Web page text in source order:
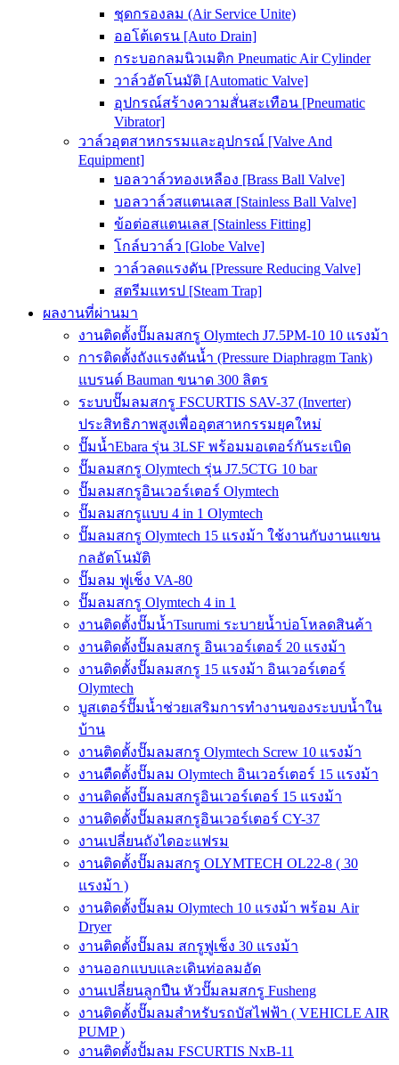
ชุดกรองลม (Air Service Unite)
ออโต้เดรน [Auto Drain]
กระบอกลมนิวเมติก Pneumatic Air Cylinder
วาล์วอัตโนมัติ [Automatic Valve]
อุปกรณ์สร้างความสั่นสะเทือน [Pneumatic
Vibrator]
วาล์วอุตสาหกรรมและอุปกรณ์ [Valve And
Equipment]
บอลวาล์วทองเหลือง [Brass Ball Valve]
บอลวาล์วสแตนเลส [Stainless Ball Valve]
ข้อต่อสแตนเลส [Stainless Fitting]
โกล์บวาล์ว [Globe Valve]
วาล์วลดแรงดัน [Pressure Reducing Valve]
สตรีมแทรป [Steam Trap]
ผลงานที่ผ่านมา
งานติดตั้งปั๊มลมสกรู Olymtech J7.5PM-10 10 แรงม้า
การติดตั้งถังแรงดันน้ำ (Pressure Diaphragm Tank)
แบรนด์ Bauman ขนาด 300 ลิตร
ระบบปั๊มลมสกรู FSCURTIS SAV-37 (Inverter)
ประสิทธิภาพสูงเพื่ออุตสาหกรรมยุคใหม่
ปั๊มน้ำEbara รุ่น 3LSF พร้อมมอเตอร์กันระเบิด
ปั๊มลมสกรู Olymtech รุ่น J7.5CTG 10 bar
ปั๊มลมสกรูอินเวอร์เตอร์ Olymtech
ปั๊มลมสกรูแบบ 4 in 1 Olymtech
ปั๊มลมสกรู Olymtech 15 แรงม้า ใช้งานกับงานแขน
กลอัตโนมัติ
ปั๊มลม ฟูเช็ง VA-80
ปั๊มลมสกรู Olymtech 4 in 1
งานติดตั้งปั๊มน้ำTsurumi ระบายน้ำบ่อโหลดสินค้า
งานติดตั้งปั๊มลมสกรู อินเวอร์เตอร์ 20 แรงม้า
งานติดตั้งปั๊มลมสกรู 15 แรงม้า อินเวอร์เตอร์
Olymtech
บูสเตอร์ปั๊มน้ำช่วยเสริมการทำงานของระบบน้ำใน
บ้าน
งานติดตั้งปั๊มลมสกรู Olymtech Screw 10 แรงม้า
งานตืดตั้งปั๊มลม Olymtech อินเวอร์เตอร์ 15 แรงม้า
งานติดตั้งปั๊มลมสกรูอินเวอร์เตอร์ 15 แรงม้า
งานติดตั้งปั๊มลมสกรูอินเวอร์เตอร์ CY-37
งานเปลี่ยนถังไดอะแฟรม
งานติดตั้งปั๊มลมสกรู OLYMTECH OL22-8 ( 30
แรงม้า )
งานติดตั้งปั๊มลม Olymtech 10 แรงม้า พร้อม Air
Dryer
งานติดตั้งปั๊มลม สกรูฟูเช็ง 30 แรงม้า
งานออกแบบและเดินท่อลมอัด
งานเปลี่ยนลูกปืน หัวปั๊มลมสกรู Fusheng
งานติดตั้งปั๊มลมสำหรับรถบัสไฟฟ้า ( VEHICLE AIR
PUMP )
งานติดตั้งปั้มลม FSCURTIS NxB-11